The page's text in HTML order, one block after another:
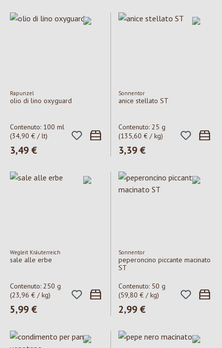
Rapunzel
olio di lino oxyguard
Contenuto: 100 ml
(34,90 € / lt)
Prezzo normale:
3,49 €
Sonnentor
anice stellato ST
Contenuto: 25 g
(135,60 € / kg)
Prezzo normale:
3,39 €
Wegleit Kräuterreich
sale alle erbe
Contenuto: 250 g
(23,96 € / kg)
Prezzo normale:
5,99 €
Sonnentor
peperoncino piccante macinato
ST
Contenuto: 50 g
(59,80 € / kg)
Prezzo normale:
2,99 €